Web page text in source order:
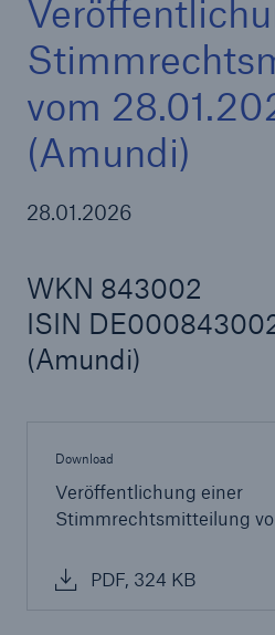
vom
(Amundi)
28.01.2026
WKN 843002
ISIN
(Amundi)
Download
Veröffentlichung einer
Stimmrechtsmitteilung
PDF, 324 KB
Tech Trend Radar 2026
Our expert perspective for